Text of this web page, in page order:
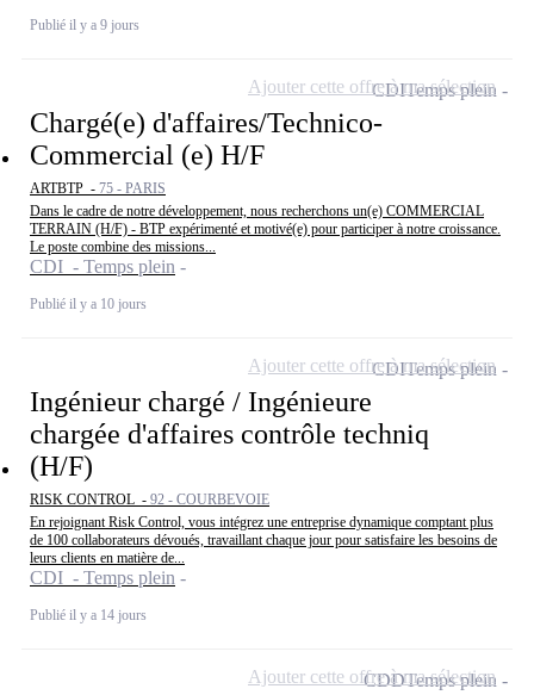
Publié il y a 9 jours
Chargé(e) d'affaires/Technico-
Commercial (e) H/F
ARTBTP - 75 - PARIS
Dans le cadre de notre développement, nous recherchons un(e) COMMERCIAL
TERRAIN (H/F) - BTP expérimenté et motivé(e) pour participer à notre croissance.
Le poste combine des missions...
CDI - Temps plein
Publié il y a 10 jours
CDITemps plein
Ajouter cette offre à ma sélection
Ingénieur chargé / Ingénieure
chargée d'affaires contrôle techniq
(H/F)
RISK CONTROL - 92 - COURBEVOIE
En rejoignant Risk Control, vous intégrez une entreprise dynamique comptant plus
de 100 collaborateurs dévoués, travaillant chaque jour pour satisfaire les besoins de
leurs clients en matière de...
CDI - Temps plein
Publié il y a 14 jours
CDITemps plein
Ajouter cette offre à ma sélection
CDDTemps plein
Ajouter cette offre à ma sélection